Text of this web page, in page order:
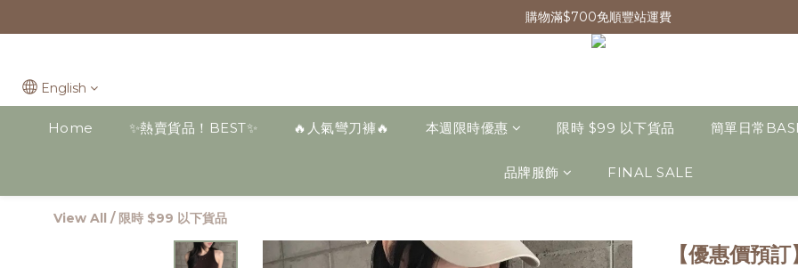
購物滿$700免順豐站運費
English
Home ✨熱賣貨品！BEST✨ 🔥人氣彎刀褲🔥 本週限時優惠 限時 $99 以下貨品 簡單日常
品牌服飾 FINAL SALE
View All / 限時 $99 以下貨品
【優惠價預